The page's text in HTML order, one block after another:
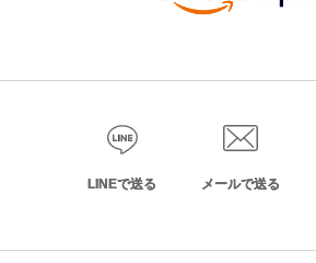
LINEで送る メールで送る